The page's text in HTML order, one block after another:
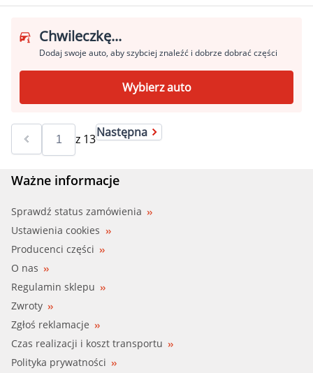
Chwileczkę...
Dodaj swoje auto, aby szybciej znaleźć i dobrze dobrać części
Wybierz auto
z 13Następna
Ważne informacje
Sprawdź status zamówienia
Ustawienia cookies
Producenci części
O nas
Regulamin sklepu
Zwroty
Zgłoś reklamacje
Czas realizacji i koszt transportu
Polityka prywatności